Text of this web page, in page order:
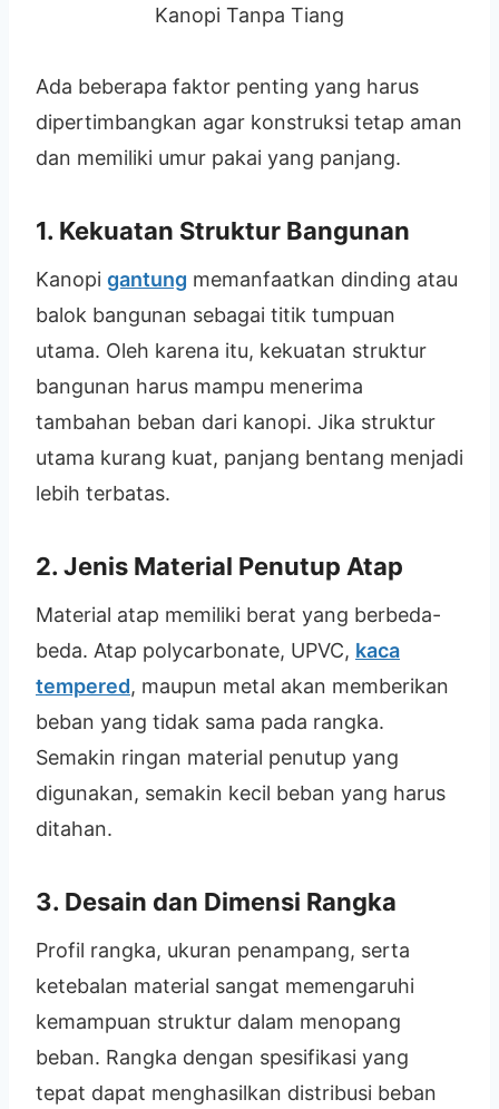
Kanopi Tanpa Tiang
Ada beberapa faktor penting yang harus
dipertimbangkan agar konstruksi tetap aman
dan memiliki umur pakai yang panjang.
1. Kekuatan Struktur Bangunan
Kanopi gantung memanfaatkan dinding atau
balok bangunan sebagai titik tumpuan
utama. Oleh karena itu, kekuatan struktur
bangunan harus mampu menerima
tambahan beban dari kanopi. Jika struktur
utama kurang kuat, panjang bentang menjadi
lebih terbatas.
2. Jenis Material Penutup Atap
Material atap memiliki berat yang berbeda-
beda. Atap polycarbonate, UPVC, kaca
tempered, maupun metal akan memberikan
beban yang tidak sama pada rangka.
Semakin ringan material penutup yang
digunakan, semakin kecil beban yang harus
ditahan.
3. Desain dan Dimensi Rangka
Profil rangka, ukuran penampang, serta
ketebalan material sangat memengaruhi
kemampuan struktur dalam menopang
beban. Rangka dengan spesifikasi yang
tepat dapat menghasilkan distribusi beban